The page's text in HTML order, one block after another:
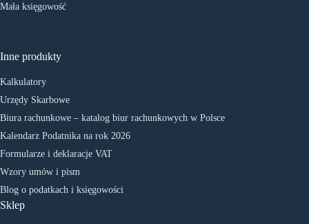
Mała księgowość
Inne produkty
Kalkulatory
Urzędy Skarbowe
Biura rachunkowe – katalog biur rachunkowych w Polsce
Kalendarz Podatnika na rok 2026
Formularze i deklaracje VAT
Wzory umów i pism
Blog o podatkach i księgowości
Sklep